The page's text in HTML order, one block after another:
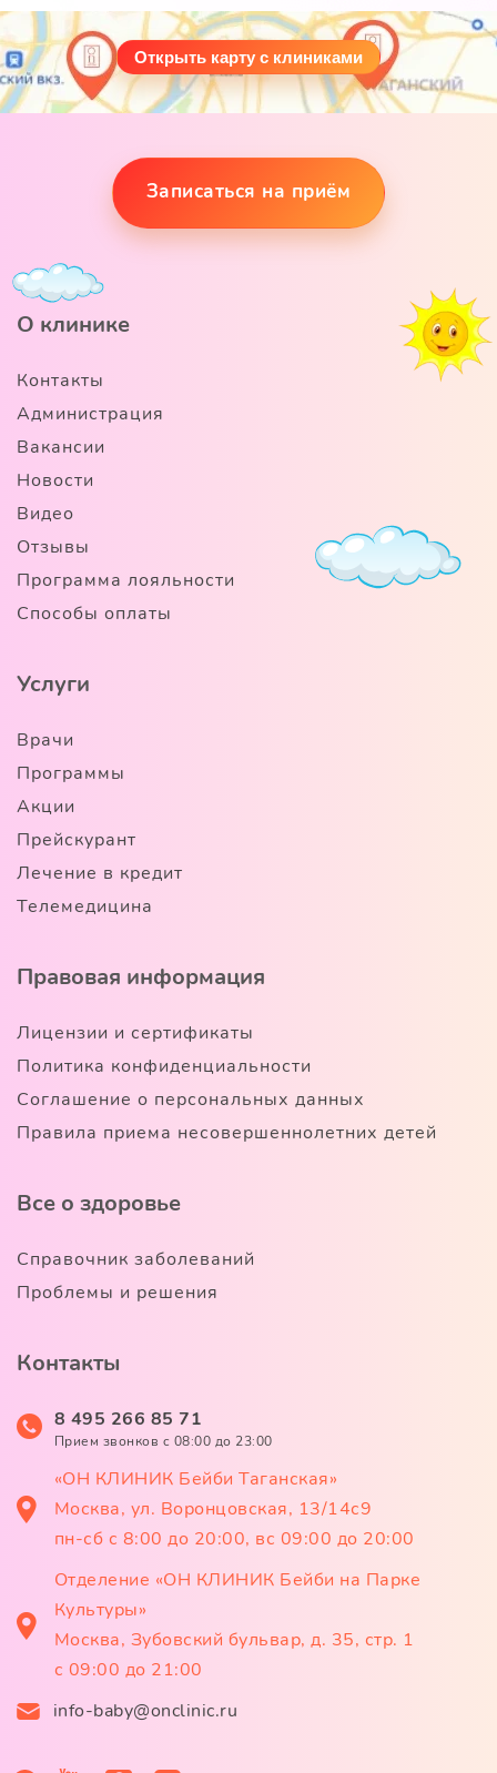
Открыть карту с клиниками
Записаться на приём
О клинике
Контакты
Администрация
Вакансии
Новости
Видео
Отзывы
Программа лояльности
Способы оплаты
Услуги
Врачи
Программы
Акции
Прейскурант
Лечение в кредит
Телемедицина
Правовая информация
Лицензии и сертификаты
Политика конфиденциальности
Соглашение о персональных данных
Правила приема несовершеннолетних детей
Все о здоровье
Справочник заболеваний
Проблемы и решения
Контакты
8 495 266 85 71
Прием звонков c 08:00 до 23:00
«ОН КЛИНИК Бейби Таганская»
Москва, ул. Воронцовская, 13/14с9
пн-сб с 8:00 до 20:00, вс 09:00 до 20:00
Отделение «ОН КЛИНИК Бейби на Парке
Культуры»
Москва, Зубовский бульвар, д. 35, стр. 1
с 09:00 до 21:00
info-baby@onclinic.ru